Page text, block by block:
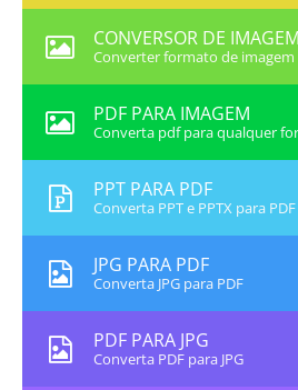
CONVERSOR DE IMAGEM
Converter formato de imagem
PDF PARA IMAGEM
Converta pdf para qualquer
PPT PARA PDF
Converta PPT e PPTX para PDF
JPG PARA PDF
Converta JPG para PDF
PDF PARA JPG
Converta PDF para JPG